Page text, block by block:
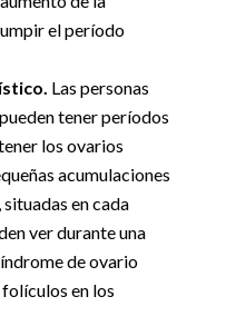
el período
Las personas
tener períodos
los ovarios
acumulaciones
en cada
ver durante una
de ovario
en los